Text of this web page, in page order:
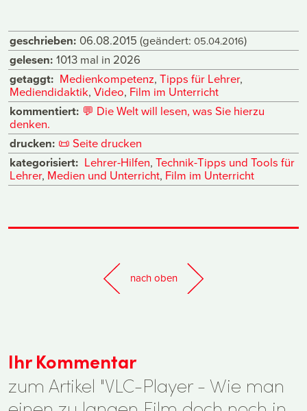
geschrieben: 06.08.2015 (geändert: 05.04.2016)
gelesen: 1013 mal in 2026
getaggt: Medienkompetenz, Tipps für Lehrer,
Mediendidaktik,Video, Film im Unterricht
kommentiert: 💬 Die Welt will lesen, was Sie hierzu
denken.
drucken: 📜 Seite drucken
kategorisiert: Lehrer-Hilfen, Technik-Tipps und Tools für
Lehrer, Medien und Unterricht, Film im Unterricht
nach oben
Ihr Kommentar
zum Artikel "VLC-Player - Wie man